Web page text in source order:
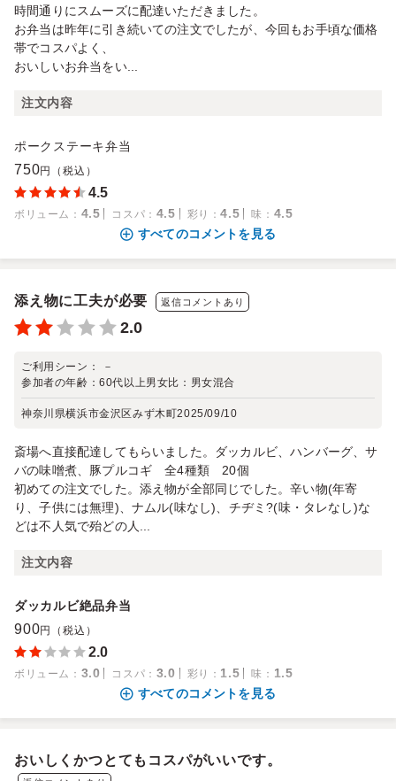
時間通りにスムーズに配達いただきました。
お弁当は昨年に引き続いての注文でしたが、今回もお手頃な価格
帯でコスパよく、
おいしいお弁当をい...
注文内容
ポークステーキ弁当
750円（税込）
4.5
ボリューム ： 4.5 コスパ ： 4.5 彩り ：4.5 味 ： 4.5
すべてのコメントを見る
添え物に工夫が必要 返信コメントあり
2.0
ご利用シーン：
－
参加者の年齢：60代以上男女比： 男女混合
神奈川県横浜市金沢区みず木町2025/09/10
斎場へ直接配達してもらいました。ダッカルビ、ハンバーグ、サ
バの味噌煮、豚プルコギ 全4種類 20個
初めての注文でした。添え物が全部同じでした。辛い物(年寄
り、子供には無理)、ナムル(味なし)、チヂミ?(味・タレなし)な
どは不人気で殆どの人...
注文内容
ダッカルビ絶品弁当
900円（税込）
2.0
ボリューム ： 3.0 コスパ ： 3.0 彩り ： 1.5 味 ： 1.5
すべてのコメントを見る
おいしくかつとてもコスパがいいです。